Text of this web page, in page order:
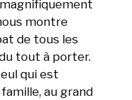
montre
de tous les
tout à porter.
qui est
au grand